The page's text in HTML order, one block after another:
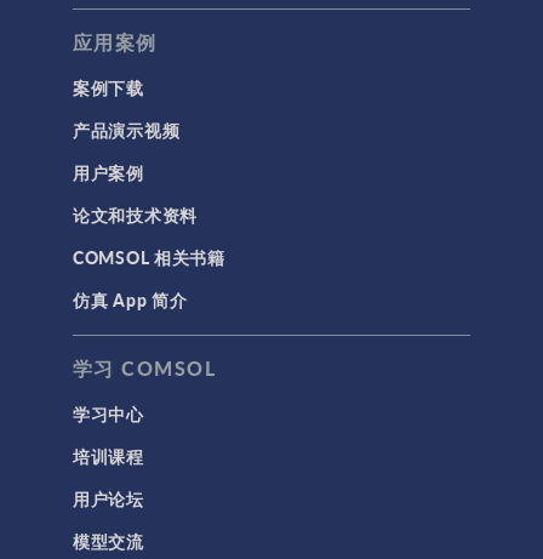
应用案例
案例下载
产品演示视频
用户案例
论文和技术资料
COMSOL 相关书籍
仿真 App 简介
学习 COMSOL
学习中心
培训课程
用户论坛
模型交流